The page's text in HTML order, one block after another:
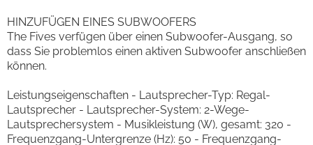
HINZUFÜGEN EINES SUBWOOFERS
The Fives verfügen über einen Subwoofer-Ausgang, so
dass Sie problemlos einen aktiven Subwoofer anschließen
können.
Leistungseigenschaften - Lautsprecher-Typ: Regal-
Lautsprecher - Lautsprecher-System: 2-Wege-
Lautsprechersystem - Musikleistung (W), gesamt: 320 -
Frequenzgang-Untergrenze (Hz): 50 - Frequenzgang-